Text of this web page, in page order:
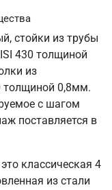
стойки из трубы
430 толщиной
из
толщиной 0,8мм.
с шагом
поставляется в
классическая 4
из стали